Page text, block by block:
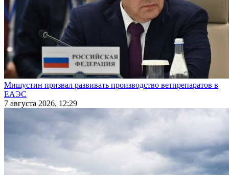
Мишустин призвал развивать производство ветпрепаратов в
ЕАЭС
7 августа 2026, 12:29